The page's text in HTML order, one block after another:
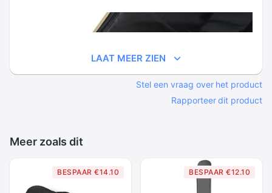
LAAT MEER ZIEN
Stel een vraag over het product
Rapporteer dit product
Meer zoals dit
BESPAAR €14.10 BESPAAR €12.10